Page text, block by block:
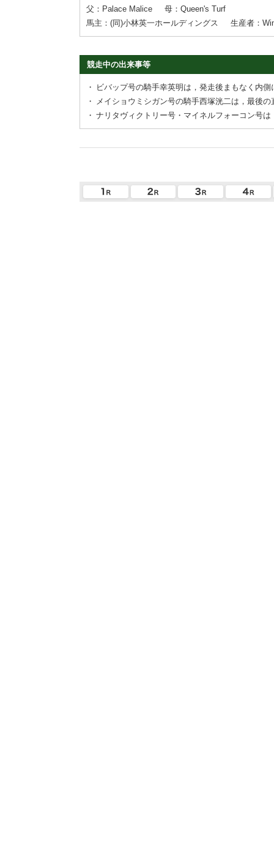
父：Palace Malice
母：Queen's Turf
馬主：(同)小林英一ホールディングス
生産者：
競走中の出来事等
・
ビバップ号の騎手幸英明は，発走後まもなく内
・
メイショウミシガン号の騎手西塚洸二は，最後
・ ナリタヴィクトリー号・マイネルフォーコン号